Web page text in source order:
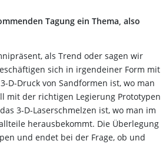
Tagung ein Thema, also
als Trend oder sagen wir
sich in irgendeiner Form mit
D-Druck von Sandformen ist, wo man
mit der richtigen Legierung Prototypen
3-D-Laserschmelzen ist, wo man im
herausbekommt. Die Überlegung
und endet bei der Frage, ob und